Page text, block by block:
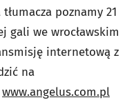
poznamy 21
gali we wrocławskim
internetową z
na
www.angelus.com.pl